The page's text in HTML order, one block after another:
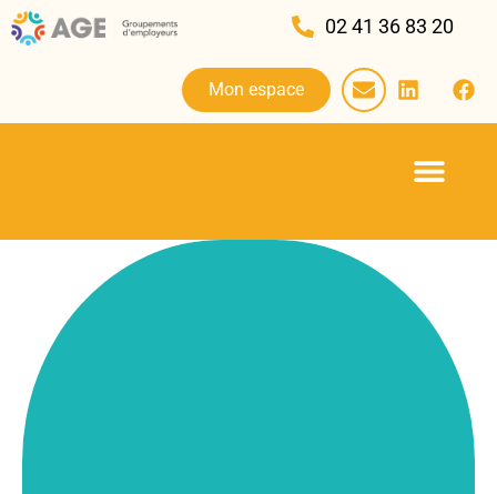
02 41 36 83 20
Mon espace